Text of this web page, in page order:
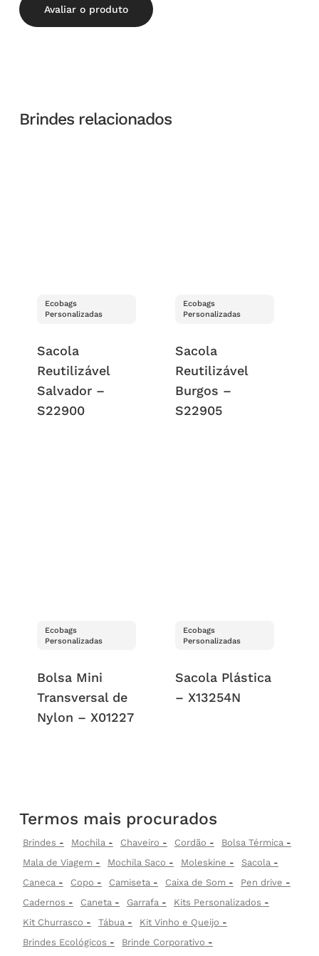
Avaliar o produto
Brindes relacionados
Ecobags
Personalizadas
Sacola
Reutilizável
Salvador –
S22900
Ecobags
Personalizadas
Sacola
Reutilizável
Burgos –
S22905
Ecobags
Personalizadas
Bolsa Mini
Transversal de
Nylon – X01227
Ecobags
Personalizadas
Sacola Plástica
– X13254N
Termos mais procurados
Brindes Mochila Chaveiro Cordão
Bolsa Térmica
Mala de Viagem
Mochila Saco Moleskine
Sacola
Caneca
Copo Camiseta Caixa de Som
Pen drive
Cadernos
Caneta Garrafa
Kits Personalizados
Kit Churrasco
Tábua
Kit Vinho e Queijo
Brindes Ecológicos
Brinde Corporativo